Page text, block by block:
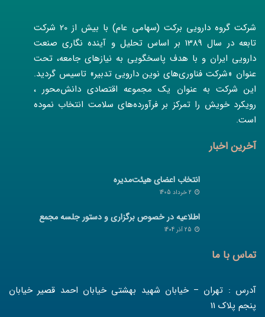
شرکت گروه دارویی برکت (سهامی عام) با بیش از 20 شرکت
تابعه در سال 1389 بر اساس تحلیل و آینده نگاری صنعت
دارویی ایران و با هدف پاسخگویی به نیازهای جامعه، تحت
عنوان «شرکت فناوری‌های نوین دارویی تدبیر» تاسیس گردید.
این شرکت به عنوان یک مجموعه اقتصادی دانش‌محور ،
رویکرد خویش را تمرکز بر فرآورده‌های سلامت انتخاب نموده
است.
آخرین اخبار
انتخاب اعضای هیئت‌مدیره
اطلاعیه در خصوص برگزاری و دستور جلسه مجمع
تماس با ما
آدرس : تهران – خیابان شهید بهشتی خیابان احمد قصیر خیابان
پنجم پلاک 11